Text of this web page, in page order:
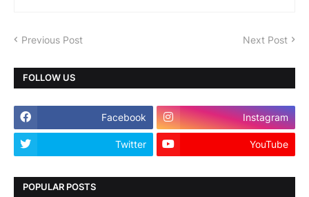
Previous Post Next Post
FOLLOW US
Facebook Instagram
Twitter YouTube
POPULAR POSTS